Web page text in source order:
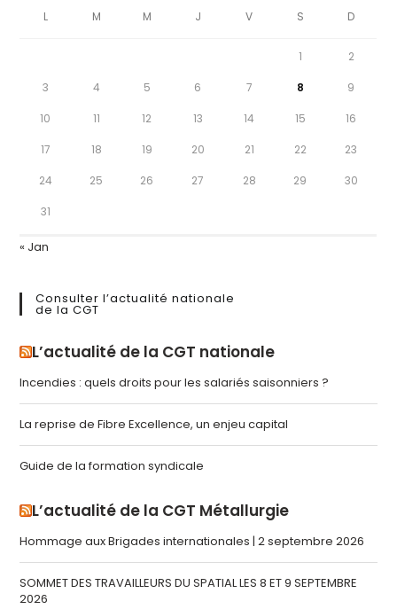
L M M J V S D
1 2
3 4 5 6 7 8 9
10 11 12 13 14 15 16
17 18 19 20 21 22 23
24 25 26 27 28 29 30
31
« Jan
Consulter l’actualité nationale
de la CGT
L’actualité de la CGT nationale
Incendies : quels droits pour les salariés saisonniers ?
La reprise de Fibre Excellence, un enjeu capital
Guide de la formation syndicale
L’actualité de la CGT Métallurgie
Hommage aux Brigades internationales | 2 septembre 2026
SOMMET DES TRAVAILLEURS DU SPATIAL LES 8 ET 9 SEPTEMBRE
2026